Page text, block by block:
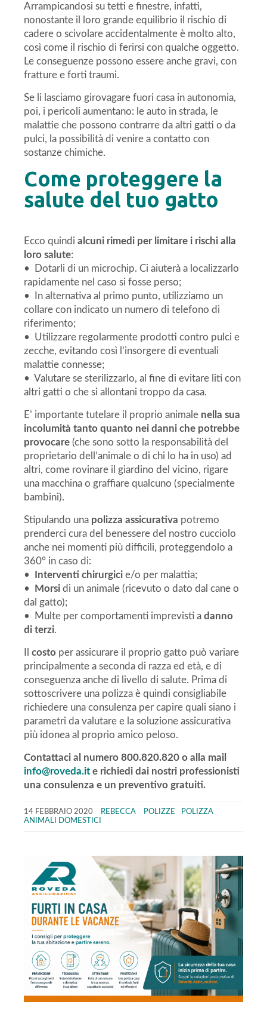
Arrampicandosi su tetti e finestre, infatti,
nonostante il loro grande equilibrio il rischio di
cadere o scivolare accidentalmente è molto alto,
così come il rischio di ferirsi con qualche oggetto.
Le conseguenze possono essere anche gravi, con
fratture e forti traumi.
Se li lasciamo girovagare fuori casa in autonomia,
poi, i pericoli aumentano: le auto in strada, le
malattie che possono contrarre da altri gatti o da
pulci, la possibilità di venire a contatto con
sostanze chimiche.
Come proteggere la
salute del tuo gatto
Ecco quindi alcuni rimedi per limitare i rischi alla
loro salute:
• Dotarli di un microchip. Ci aiuterà a localizzarlo
rapidamente nel caso si fosse perso;
• In alternativa al primo punto, utilizziamo un
collare con indicato un numero di telefono di
riferimento;
• Utilizzare regolarmente prodotti contro pulci e
zecche, evitando così l’insorgere di eventuali
malattie connesse;
• Valutare se sterilizzarlo, al fine di evitare liti con
altri gatti o che si allontani troppo da casa.
E’ importante tutelare il proprio animale nella sua
incolumità tanto quanto nei danni che potrebbe
provocare (che sono sotto la responsabilità del
proprietario dell’animale o di chi lo ha in uso) ad
altri, come rovinare il giardino del vicino, rigare
una macchina o graffiare qualcuno (specialmente
bambini).
Stipulando una polizza assicurativa potremo
prenderci cura del benessere del nostro cucciolo
anche nei momenti più difficili, proteggendolo a
360° in caso di:
•
Interventi chirurgici e/o per malattia;
•
Morsi di un animale (ricevuto o dato dal cane o
dal gatto);
• Multe per comportamenti imprevisti a danno
di terzi.
costo per assicurare il proprio gatto può variare
principalmente a seconda di razza ed età, e di
conseguenza anche di livello di salute. Prima di
sottoscrivere una polizza è quindi consigliabile
richiedere una consulenza per capire quali siano i
parametri da valutare e la soluzione assicurativa
più idonea al proprio amico peloso.
Contattaci al numero 800.820.820 o alla mail
info@roveda.it e richiedi dai nostri professionisti
una consulenza e un preventivo gratuiti.
14 FEBBRAIO 2020 REBECCA POLIZZE
POLIZZA
ANIMALI DOMESTICI